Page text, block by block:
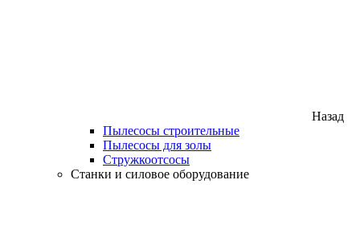
Назад
Пылесосы строительные
Пылесосы для золы
Стружкоотсосы
Станки и силовое оборудование